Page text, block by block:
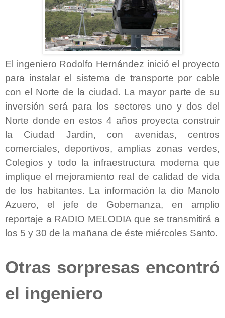
El ingeniero Rodolfo Hernández inició el proyecto
para instalar el sistema de transporte por cable
con el Norte de la ciudad. La mayor parte de su
inversión será para los sectores uno y dos del
Norte donde en estos 4 años proyecta construir
la Ciudad Jardín, con avenidas, centros
comerciales, deportivos, amplias zonas verdes,
Colegios y todo la infraestructura moderna que
implique el mejoramiento real de calidad de vida
de los habitantes. La información la dio Manolo
Azuero, el jefe de Gobernanza, en amplio
reportaje a RADIO MELODIA que se transmitirá a
los 5 y 30 de la mañana de éste miércoles Santo.
Otras sorpresas encontró
el ingeniero